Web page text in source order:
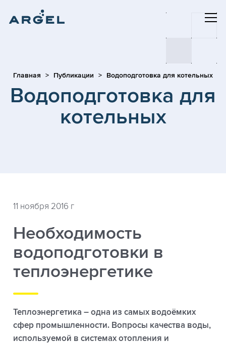
Главная Публикации Водоподготовка для котельных
Водоподготовка для
котельных
11 ноября 2016 г
Необходимость
водоподготовки в
теплоэнергетике
Теплоэнергетика – одна из самых водоёмких
сфер промышленности. Вопросы качества воды,
используемой в системах отопления и